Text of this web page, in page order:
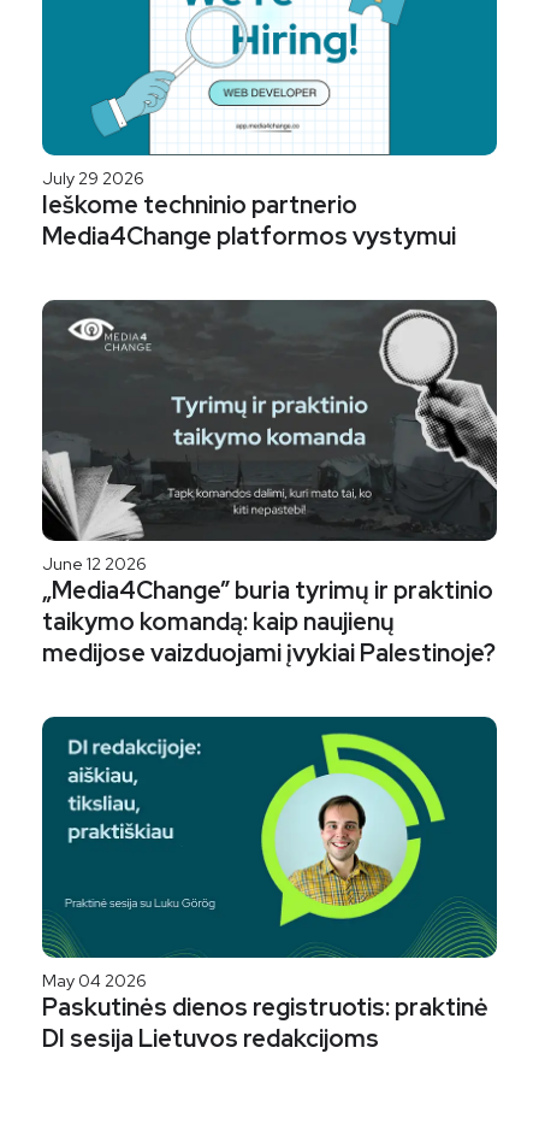
July 29 2026
Ieškome techninio partnerio
Media4Change platformos vystymui
June 12 2026
„Media4Change” buria tyrimų ir praktinio
taikymo komandą: kaip naujienų
medijose vaizduojami įvykiai Palestinoje?
May 04 2026
Paskutinės dienos registruotis: praktinė
DI sesija Lietuvos redakcijoms